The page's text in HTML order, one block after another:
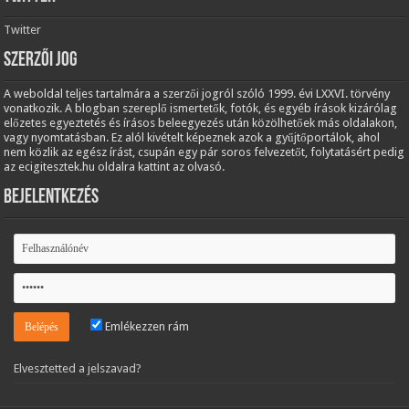
Twitter
Szerzői jog
A weboldal teljes tartalmára a szerzői jogról szóló 1999. évi LXXVI. törvény
vonatkozik. A blogban szereplő ismertetők, fotók, és egyéb írások kizárólag
előzetes egyeztetés és írásos beleegyezés után közölhetőek más oldalakon,
vagy nyomtatásban. Ez alól kivételt képeznek azok a gyűjtőportálok, ahol
nem közlik az egész írást, csupán egy pár soros felvezetőt, folytatásért pedig
az ecigitesztek.hu oldalra kattint az olvasó.
Bejelentkezés
Emlékezzen rám
Elvesztetted a jelszavad?